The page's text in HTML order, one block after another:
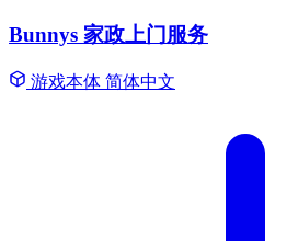
Bunnys 家政上门服务
游戏本体 简体中文